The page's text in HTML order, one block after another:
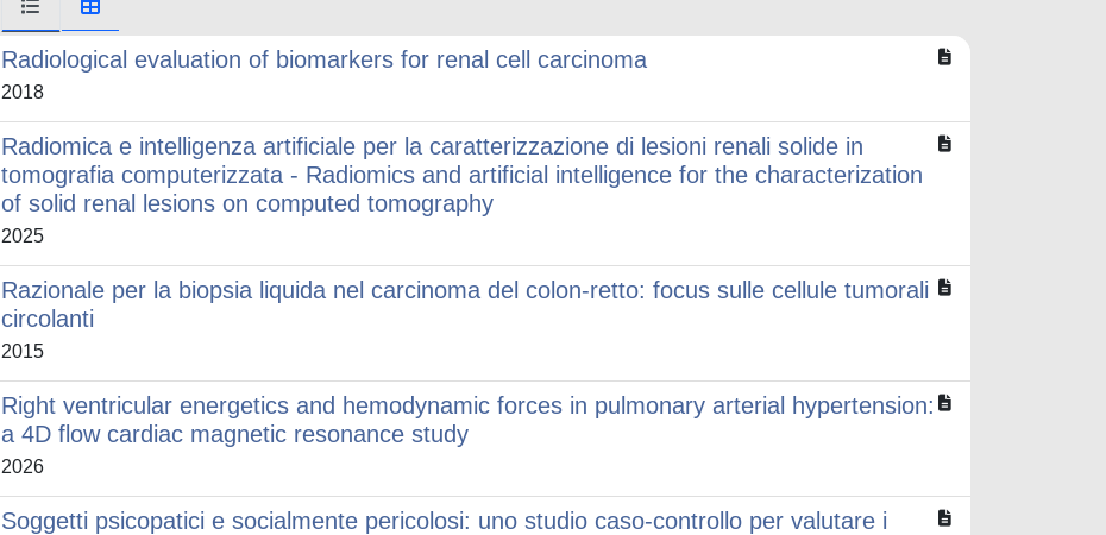
Radiological evaluation of biomarkers for renal cell carcinoma
2018
Radiomica e intelligenza artificiale per la caratterizzazione di lesioni renali solide in
tomografia computerizzata - Radiomics and artificial intelligence for the characterization
of solid renal lesions on computed tomography
2025
Razionale per la biopsia liquida nel carcinoma del colon-retto: focus sulle cellule tumorali
circolanti
2015
Right ventricular energetics and hemodynamic forces in pulmonary arterial hypertension:
a 4D flow cardiac magnetic resonance study
2026
Soggetti psicopatici e socialmente pericolosi: uno studio caso-controllo per valutare i